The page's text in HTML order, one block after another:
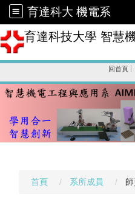
育達科大 機電系
育達科技大學 智慧
回首頁
首頁 系所成員